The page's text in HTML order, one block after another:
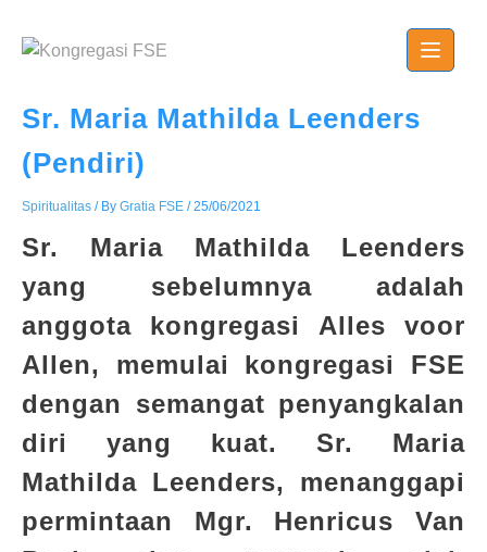
Sr. Maria Mathilda Leenders
(Pendiri)
Spiritualitas / By Gratia FSE /25/06/2021
Sr. Maria Mathilda Leenders
yang sebelumnya adalah
anggota kongregasi Alles voor
Allen,
memulai kongregasi FSE
dengan semangat penyangkalan
diri yang kuat. Sr. Maria
Mathilda Leenders, menanggapi
permintaan Mgr. Henricus Van